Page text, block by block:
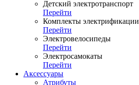
Детский электротранспорт
Перейти
Комплекты электрификации
Перейти
Электровелосипеды
Перейти
Электросамокаты
Перейти
Аксессуары
Атрибуты